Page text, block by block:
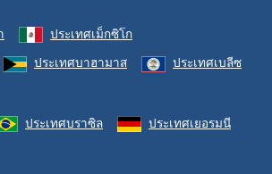
ประเทศเม็กซิโก
ประเทศบาฮามาส ประเทศเบลีซ
ประเทศบราซิล
ประเทศเยอรมนี